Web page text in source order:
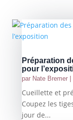
Préparation
pour
par Nate Bremer|
Cueillette et
Coupez les
jour de...